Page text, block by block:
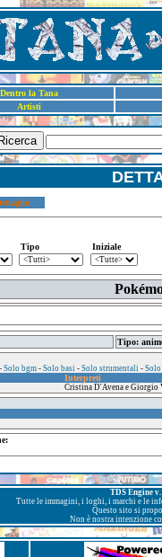
Dentro la Tana
Artisti
Ricerca
Tipo Iniziale
Tipo:
- Solo bgm - Solo basi - Solo strumentali - Solo
Interpreti
Cristina D'Avena e Giorgio
TDS Engine
Tutte le immagini, i loghi, i marchi e le
Questo sito si
Non è nostra intenzione